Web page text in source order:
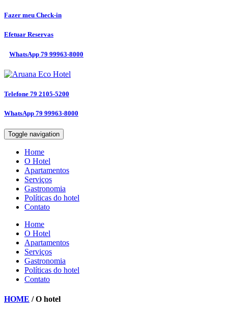
Fazer meu Check-in
Efetuar Reservas
WhatsApp 79 99963-8000
Telefone 79 2105-5200
WhatsApp 79 99963-8000
Toggle navigation
Home
O Hotel
Apartamentos
Serviços
Gastronomia
Políticas do hotel
Contato
Home
O Hotel
Apartamentos
Serviços
Gastronomia
Políticas do hotel
Contato
HOME / O hotel